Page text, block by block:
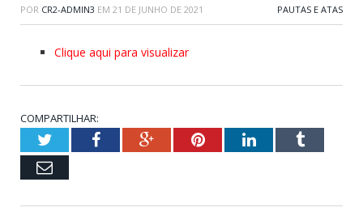
POR CR2-ADMIN3 EM 21 DE JUNHO DE 2021 PAUTAS E ATAS
Clique aqui para visualizar
COMPARTILHAR:
TwitterFacebookGoogle+PinterestLinkedInTumblr
Email